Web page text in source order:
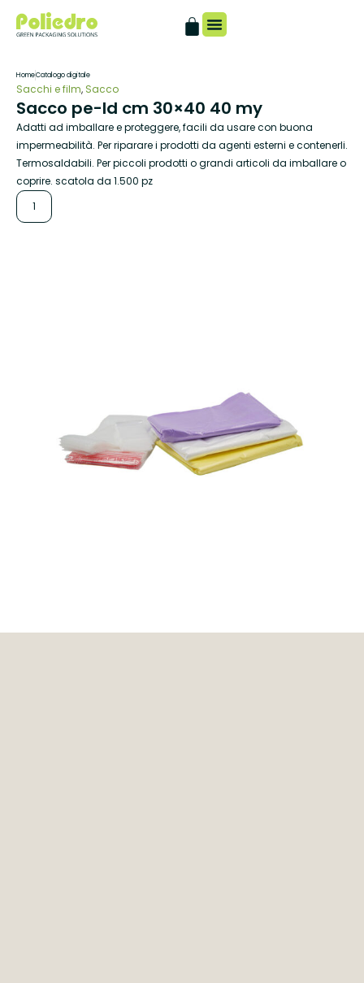
HomeCatalogo digitale
Sacchi e film, Sacco
Sacco pe-ld cm 30×40 40 my
Adatti ad imballare e proteggere, facili da usare con buona
impermeabilità. Per riparare i prodotti da agenti esterni e contenerli.
Termosaldabili. Per piccoli prodotti o grandi articoli da imballare o
coprire. scatola da 1.500 pz